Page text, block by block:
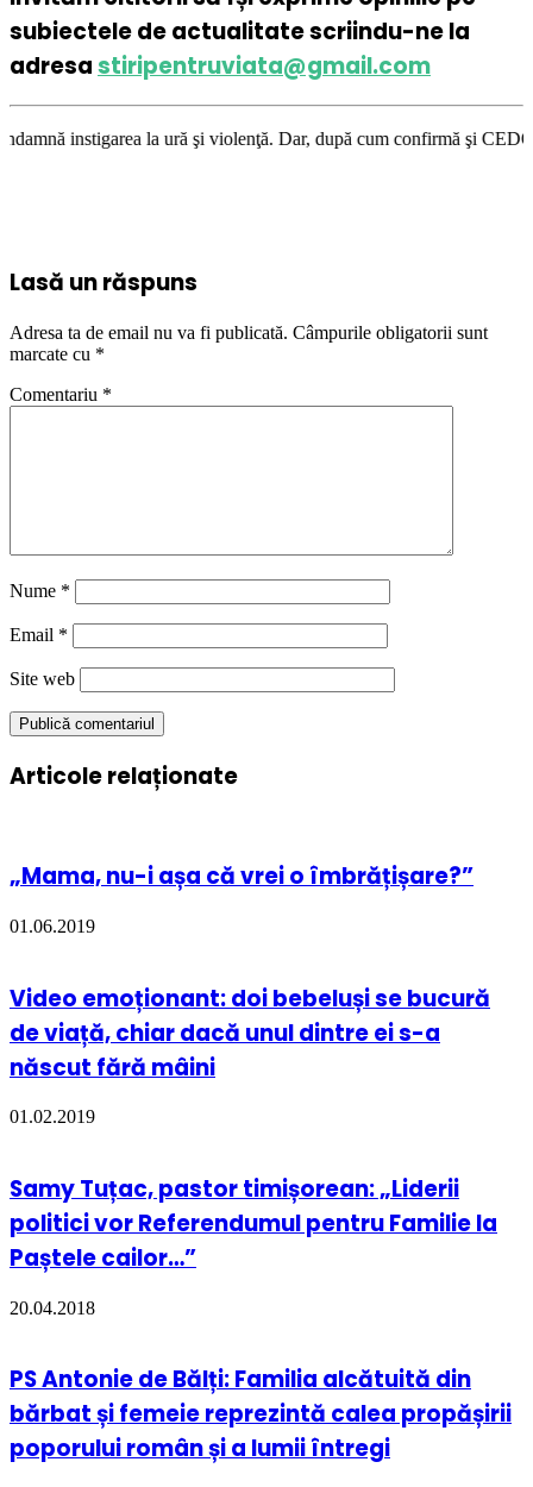
subiectele de actualitate scriindu-ne la
adresastiripentruviata@gmail.com
la ură şi violenţă. Dar, după cum confirmă şi CEDO în cazul
Lasă un răspuns
Adresa ta de email nu va fi publicată. Câmpurile obligatorii sunt
marcate cu *
Comentariu *
Nume *
Email *
Site web
Articole relaționate
„Mama, nu-i așa că vrei o îmbrățișare?”
01.06.2019
Video emoționant: doi bebeluși se bucură
de viață, chiar dacă unul dintre ei s-a
născut fără mâini
01.02.2019
Samy Tuțac, pastor timișorean: „Liderii
politici vor Referendumul pentru Familie la
Paștele cailor…”
20.04.2018
PS Antonie de Bălți: Familia alcătuită din
bărbat și femeie reprezintă calea propășirii
poporului român și a lumii întregi